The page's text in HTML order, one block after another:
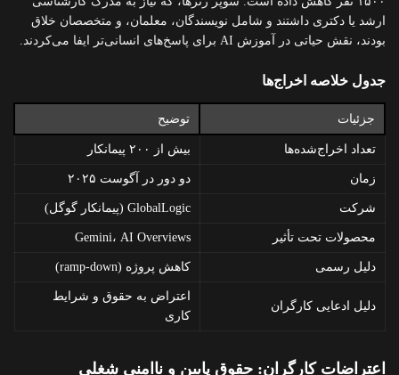
ارشد یا دکتری داشتند و شامل نویسندگان، معلمان، و متخصصان خلاق
بودند، نقش حیاتی در آموزش AI برای پاسخ‌های انسانی‌تر ایفا می‌کردند.
جدول خلاصه اخراج‌ها
جزئیات توضیح
تعداد اخراج‌شده‌ها بیش از ۲۰۰ پیمانکار
زمان دو دور در آگوست ۲۰۲۵
شرکت GlobalLogic (پیمانکار گوگل)
محصولات تحت تأثیر Gemini، AI Overviews
دلیل رسمی کاهش پروژه (ramp-down)
دلیل ادعایی کارگران
اعتراض به حقوق و شرایط
کاری
اعتراضات کارگران: حقوق پایین و ناامنی شغلی